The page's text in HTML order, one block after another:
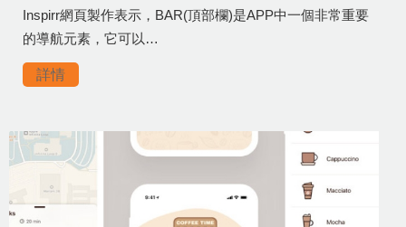
Inspirr網頁製作表示，BAR(頂部欄)是APP中一個非常重要
的導航元素，它可以…
詳情